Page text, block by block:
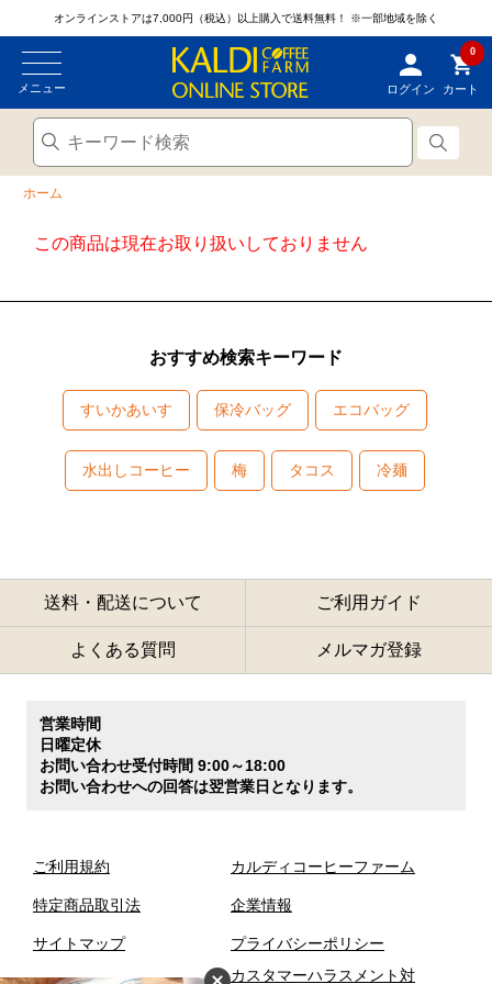
オンラインストアは7,000円（税込）以上購入で送料無料！ ※一部地域を除く
メニュー ログイン
0
カート
ホーム
この商品は現在お取り扱いしておりません
おすすめ検索キーワード
すいかあいす 保冷バッグ エコバッグ
水出しコーヒー 梅 タコス 冷麺
送料・配送について ご利用ガイド
よくある質問 メルマガ登録
営業時間
日曜定休
お問い合わせ受付時間 9:00～18:00
お問い合わせへの回答は翌営業日となります。
ご利用規約
特定商品取引法
サイトマップ
カルディコーヒーファーム
企業情報
プライバシーポリシー
カスタマーハラスメント対